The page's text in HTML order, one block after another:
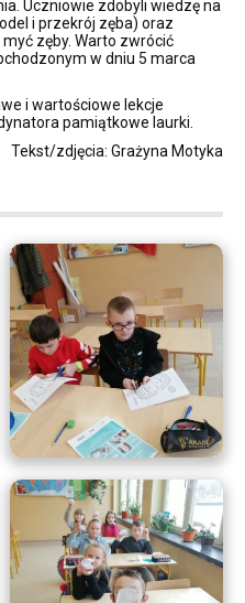
Uczniowie zdobyli wiedzę na
i przekrój zęba) oraz
zęby. Warto zwrócić
w dniu 5 marca
i wartościowe lekcje
pamiątkowe laurki.
Tekst/zdjęcia: Grażyna Motyka